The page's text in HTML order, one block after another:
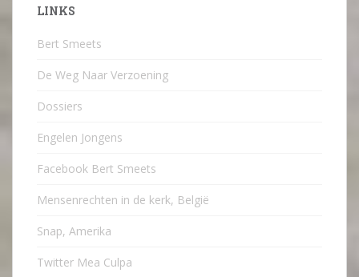
LINKS
Bert Smeets
De Weg Naar Verzoening
Dossiers
Engelen Jongens
Facebook Bert Smeets
Mensenrechten in de kerk, België
Snap, Amerika
Twitter Mea Culpa